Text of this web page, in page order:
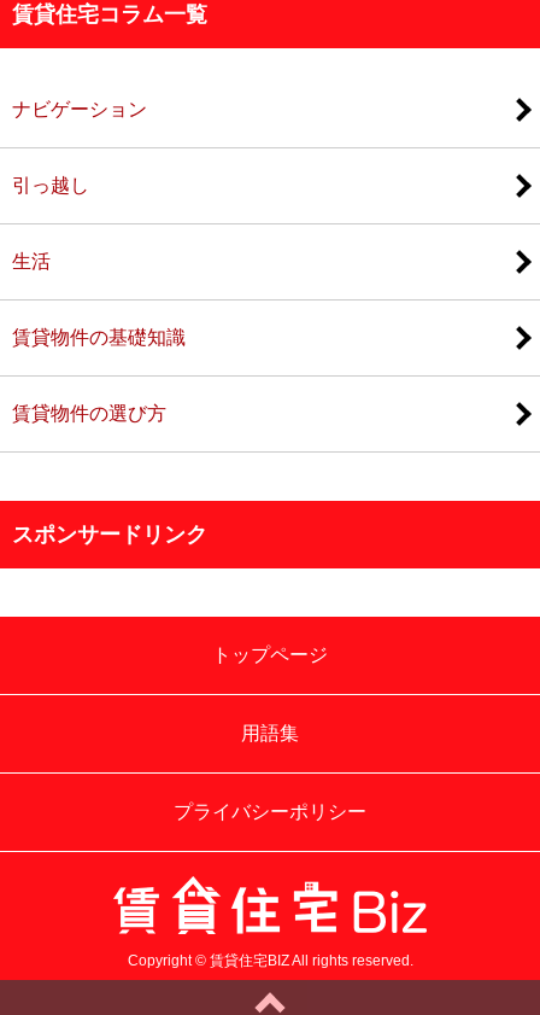
賃貸住宅コラム一覧
ナビゲーション
引っ越し
生活
賃貸物件の基礎知識
賃貸物件の選び方
スポンサードリンク
トップページ
用語集
プライバシーポリシー
Copyright © 賃貸住宅BIZ All rights reserved.